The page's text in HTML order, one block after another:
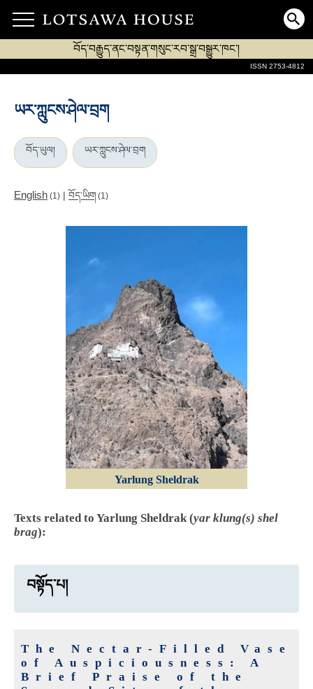
བོད་བརྒྱུད་ནང་བསྟན་གསུང་རབ་སྒྲ་བསྒྱུར་ཁང་།
ISSN 2753-4812
ཡར་ཀླུངས་ཤེལ་བྲག
བོད་ཡུལ། ཡར་ཀླུངས་ཤེལ་བྲག
English (1) | བོད་ཡིག (1)
Yarlung Sheldrak
Texts related to Yarlung Sheldrak (yar klung(s) shel
brag):
བསྟོད་པ།
The Nectar-Filled Vase
of Auspiciousness: A
Brief Praise of the